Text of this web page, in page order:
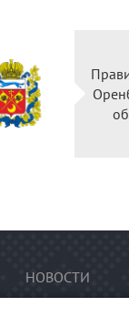
Правительство
Оренбургской
НОВОСТИ